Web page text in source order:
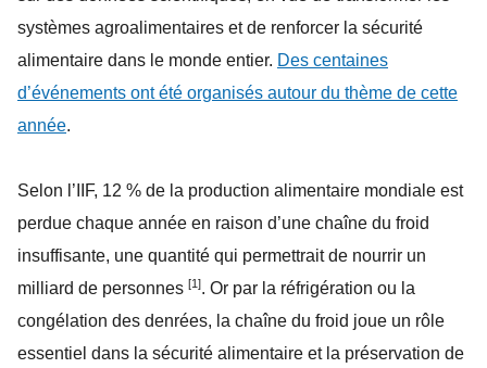
systèmes agroalimentaires et de renforcer la sécurité
alimentaire dans le monde entier. Des centaines
d’événements ont été organisés autour du thème de cette
année.
Selon l’IIF, 12 % de la production alimentaire mondiale est
perdue chaque année en raison d’une chaîne du froid
insuffisante, une quantité qui permettrait de nourrir un
milliard de personnes [1]. Or par la réfrigération ou la
congélation des denrées, la chaîne du froid joue un rôle
essentiel dans la sécurité alimentaire et la préservation de